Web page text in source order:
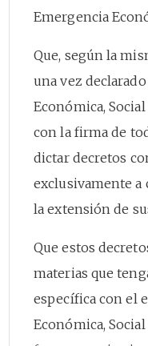
Emergencia
Que, según la
una vez
Económica,
con la firma de
dictar decretos
exclusivamente
la extensión de
Que estos
materias que
específica con el
Económica,